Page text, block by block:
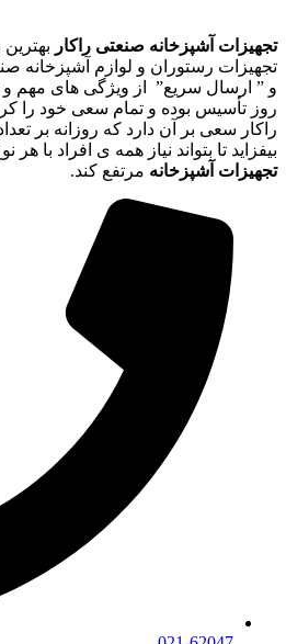
تجهیزات آشپزخانه صنعتی راکار
تجهیزات رستوران و لوازم آشپزخانه
و ” ارسال سریع” از ویژگی های مهم و
روز تأسیس بوده و تمام سعی خود را کرده
راکار سعی بر آن دارد که روزانه بر
بیفزاید تا بتواند نیاز همه ی افراد با هر
تجهیزات آشپزخانه مرتفع کند.